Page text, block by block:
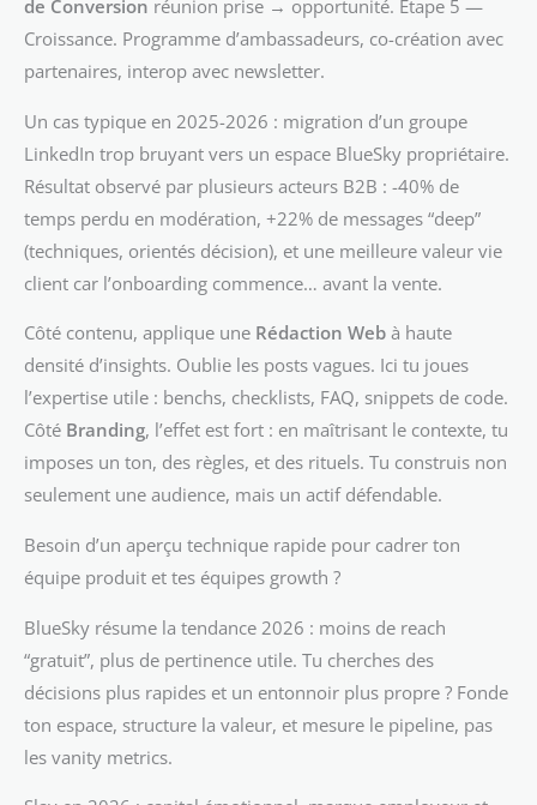
de Conversion réunion prise → opportunité. Étape 5 —
Croissance. Programme d’ambassadeurs, co-création avec
partenaires, interop avec newsletter.
Un cas typique en 2025-2026 : migration d’un groupe
LinkedIn trop bruyant vers un espace BlueSky propriétaire.
Résultat observé par plusieurs acteurs B2B : -40% de
temps perdu en modération, +22% de messages “deep”
(techniques, orientés décision), et une meilleure valeur vie
client car l’onboarding commence… avant la vente.
Côté contenu, applique une Rédaction Web à haute
densité d’insights. Oublie les posts vagues. Ici tu joues
l’expertise utile : benchs, checklists, FAQ, snippets de code.
Côté Branding, l’effet est fort : en maîtrisant le contexte, tu
imposes un ton, des règles, et des rituels. Tu construis non
seulement une audience, mais un actif défendable.
Besoin d’un aperçu technique rapide pour cadrer ton
équipe produit et tes équipes growth ?
BlueSky résume la tendance 2026 : moins de reach
“gratuit”, plus de pertinence utile. Tu cherches des
décisions plus rapides et un entonnoir plus propre ? Fonde
ton espace, structure la valeur, et mesure le pipeline, pas
les vanity metrics.